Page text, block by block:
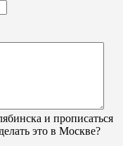
и прописаться
это в Москве?